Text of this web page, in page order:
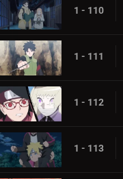
1 - 110
1 - 111
1 - 112
1 - 113